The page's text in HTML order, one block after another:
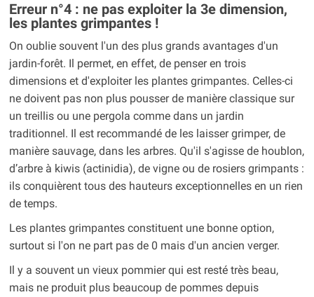
Erreur n°4 : ne pas exploiter la 3e dimension,
les plantes grimpantes !
On oublie souvent l'un des plus grands avantages d'un
jardin-forêt. Il permet, en effet, de penser en trois
dimensions et d'exploiter les plantes grimpantes. Celles-ci
ne doivent pas non plus pousser de manière classique sur
un treillis ou une pergola comme dans un jardin
traditionnel. Il est recommandé de les laisser grimper, de
manière sauvage, dans les arbres. Qu'il s'agisse de houblon,
d’arbre à kiwis (actinidia), de vigne ou de rosiers grimpants :
ils conquièrent tous des hauteurs exceptionnelles en un rien
de temps.
Les plantes grimpantes constituent une bonne option,
surtout si l'on ne part pas de 0 mais d'un ancien verger.
Il y a souvent un vieux pommier qui est resté très beau,
mais ne produit plus beaucoup de pommes depuis